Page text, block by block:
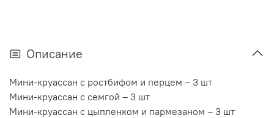
Описание
Мини-круассан с ростбифом и перцем – 3 шт
Мини-круассан с семгой – 3 шт
Мини-круассан с цыпленком и пармезаном – 3 шт